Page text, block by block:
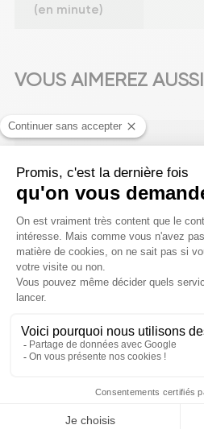
(en minute)
VOUS AIMEREZ AUSSI